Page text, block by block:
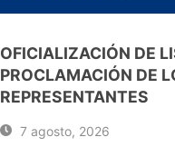
OFICIALIZACIÓN DE
PROCLAMACIÓN DE
REPRESENTANTES
7 agosto, 2026